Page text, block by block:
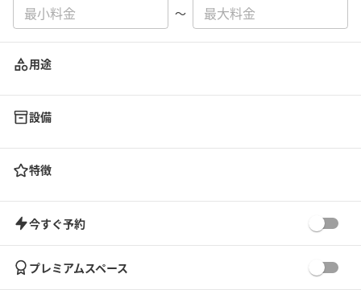
〜
用途
設備
特徴
今すぐ予約
プレミアムスペース